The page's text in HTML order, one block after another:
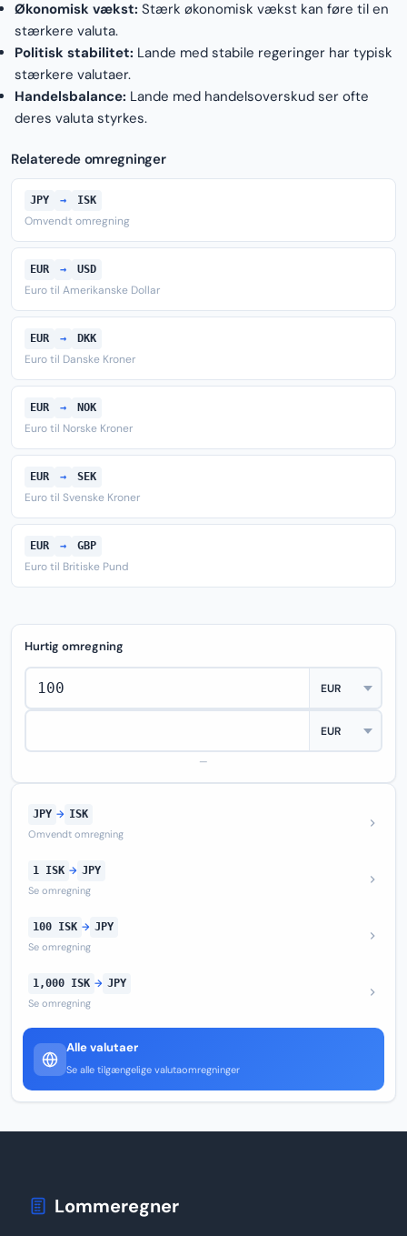
Økonomisk vækst: Stærk økonomisk vækst kan føre til en
stærkere valuta.
Politisk stabilitet: Lande med stabile regeringer har typisk
stærkere valutaer.
Handelsbalance: Lande med handelsoverskud ser ofte
deres valuta styrkes.
Relaterede omregninger
JPY → ISK
Omvendt omregning
EUR → USD
Euro til Amerikanske Dollar
EUR → DKK
Euro til Danske Kroner
EUR → NOK
Euro til Norske Kroner
EUR → SEK
Euro til Svenske Kroner
EUR → GBP
Euro til Britiske Pund
Hurtig omregning
—
JPY → ISK
Omvendt omregning
1 ISK → JPY
Se omregning
100 ISK → JPY
Se omregning
1,000 ISK → JPY
Se omregning
Alle valutaer
Se alle tilgængelige valutaomregninger
Lommeregner